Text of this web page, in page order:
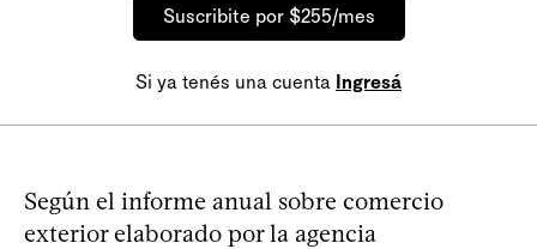
Suscribite por $255/mes
Si ya tenés una cuenta Ingresá
Según el informe anual sobre comercio
exterior elaborado por la agencia